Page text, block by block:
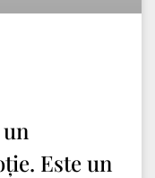
Este un